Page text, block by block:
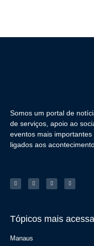
Somos um portal de
de serviços, apoio ao
eventos mais
ligados aos
Tópicos mais
Manaus